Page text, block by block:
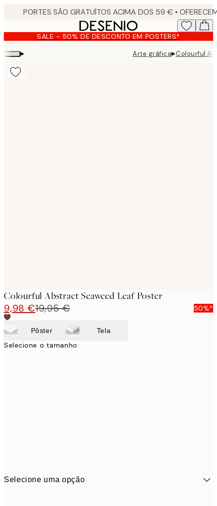
content. SALE - 50% DE DESCONTO EM POSTERS*
▸ Arte gráfica▸Colourful
Colourful Abstract Seaweed Leaf Poster
9,98 €19,95 € 50%*
Pôster Tela
Selecione o tamanho
Selecione uma opção